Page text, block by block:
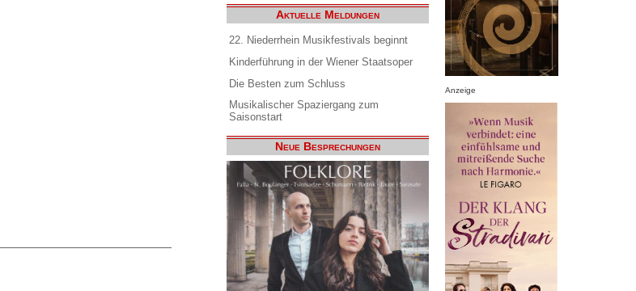
Aktuelle Meldungen
22. Niederrhein Musikfestivals beginnt
Kinderführung in der Wiener Staatsoper
Die Besten zum Schluss
Musikalischer Spaziergang zum
Saisonstart
Neue Besprechungen
Anzeige